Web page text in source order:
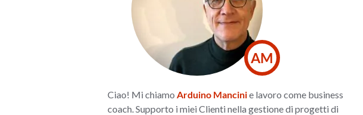
AM
Ciao! Mi chiamo Arduino Mancinie lavoro come business
coach. Supporto i miei Clienti nella gestione di progetti di